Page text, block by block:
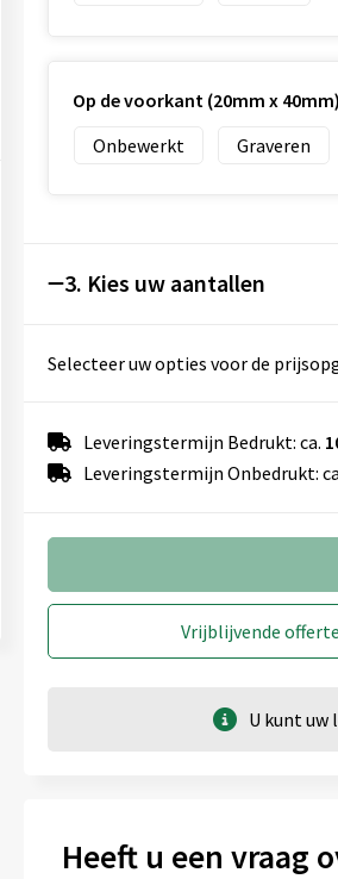
Op de voorkant (20mm x 40mm)
Onbewerkt
Graveren
3. Kies uw aantallen
Selecteer uw opties voor de
Leveringstermijn Bedrukt: ca.
Leveringstermijn Onbedrukt:
Vrijblijvende offerte
U kunt uw
Heeft u een vraag